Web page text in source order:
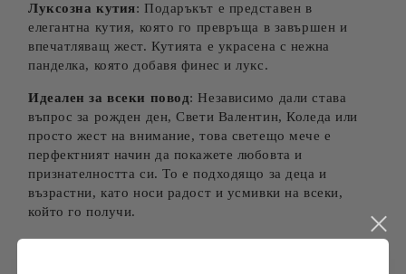
Луксозна кутия: Подаръкът е представен в
елегантна кутия, която го превръща в завършен и
впечатляващ жест. Кутията е украсена с нежна
панделка, която добавя финес и лукс.
Идеален за всеки повод: Независимо дали става
въпрос за рожден ден, Свети Валентин, Коледа или
просто жест на внимание, това светещо мече е
перфектният начин да покажете любовта и
признателността си. То е подходящо за деца и
възрастни, като носи радост и усмивки на всеки,
който го получи.